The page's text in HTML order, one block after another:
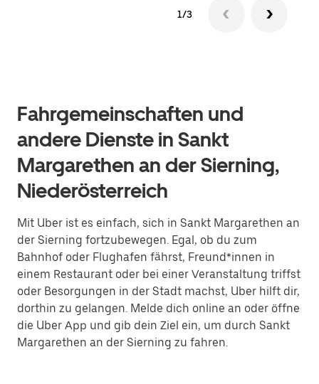
1/3
Fahrgemeinschaften und
andere Dienste in Sankt
Margarethen an der Sierning,
Niederösterreich
Mit Uber ist es einfach, sich in Sankt Margarethen an
der Sierning fortzubewegen. Egal, ob du zum
Bahnhof oder Flughafen fährst, Freund*innen in
einem Restaurant oder bei einer Veranstaltung triffst
oder Besorgungen in der Stadt machst, Uber hilft dir,
dorthin zu gelangen. Melde dich online an oder öffne
die Uber App und gib dein Ziel ein, um durch Sankt
Margarethen an der Sierning zu fahren.